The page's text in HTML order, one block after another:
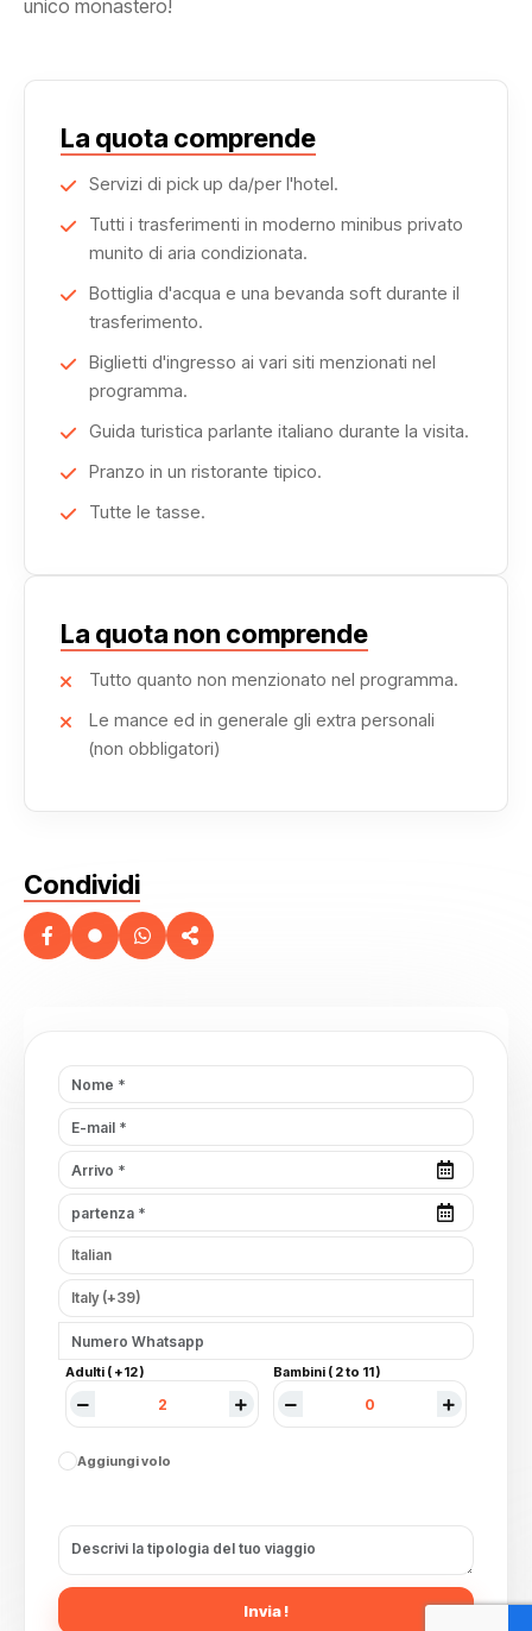
unico monastero!
La quota comprende
Servizi di pick up da/per l'hotel.
Tutti i trasferimenti in moderno minibus privato
munito di aria condizionata.
Bottiglia d'acqua e una bevanda soft durante il
trasferimento.
Biglietti d'ingresso ai vari siti menzionati nel
programma.
Guida turistica parlante italiano durante la visita.
Pranzo in un ristorante tipico.
Tutte le tasse.
La quota non comprende
Tutto quanto non menzionato nel programma.
Le mance ed in generale gli extra personali
(non obbligatori)
Condividi
Adulti ( +12 ) Bambini ( 2 to 11 )
Aggiungi volo
Invia !